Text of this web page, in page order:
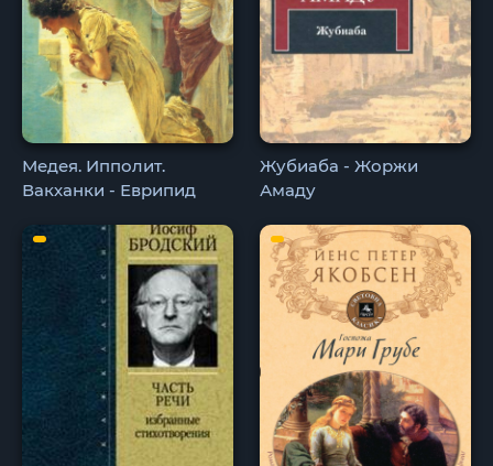
Медея. Ипполит.
Вакханки - Еврипид
Жубиаба - Жоржи
Амаду